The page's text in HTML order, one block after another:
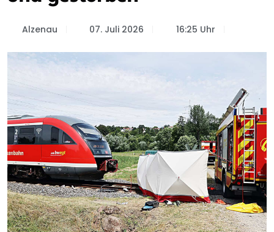
Alzenau 07. Juli 2026 16:25 Uhr